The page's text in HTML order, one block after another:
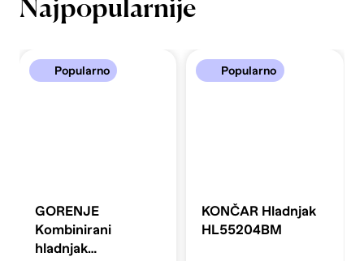
Najpopularnije
Popularno
GORENJE
Kombinirani
hladnjak
Popularno
KONČAR Hladnjak
HL55204BM